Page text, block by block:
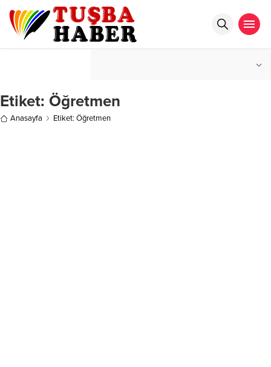
Etiket: Öğretmen
Anasayfa Etiket: Öğretmen